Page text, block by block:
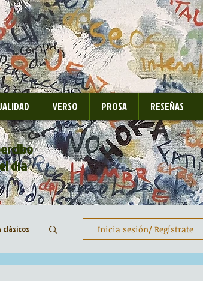
VERSO PROSA RESEÑAS
día
clásicos Inicia sesión/ Regístrate